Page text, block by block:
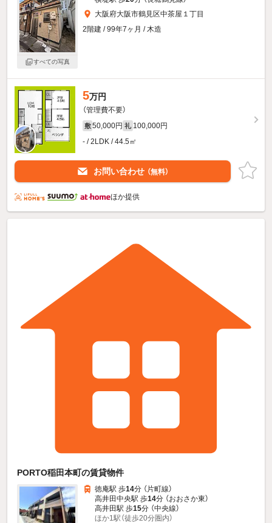
すべての写真
大阪府大阪市鶴見区中茶屋１丁目
2階建 / 99年7ヶ月 / 木造
5万円
（管理費不要）
敷 50,000円 礼 100,000円
- / 2LDK / 44.5㎡
お問い合わせ （無料）
ほか提供
PORTO稲田本町の賃貸物件
徳庵駅 歩14分 （片町線）
高井田中央駅 歩14分 （おおさか東）
高井田駅 歩15分 （中央線）
ほか1駅（徒歩20分圏内）